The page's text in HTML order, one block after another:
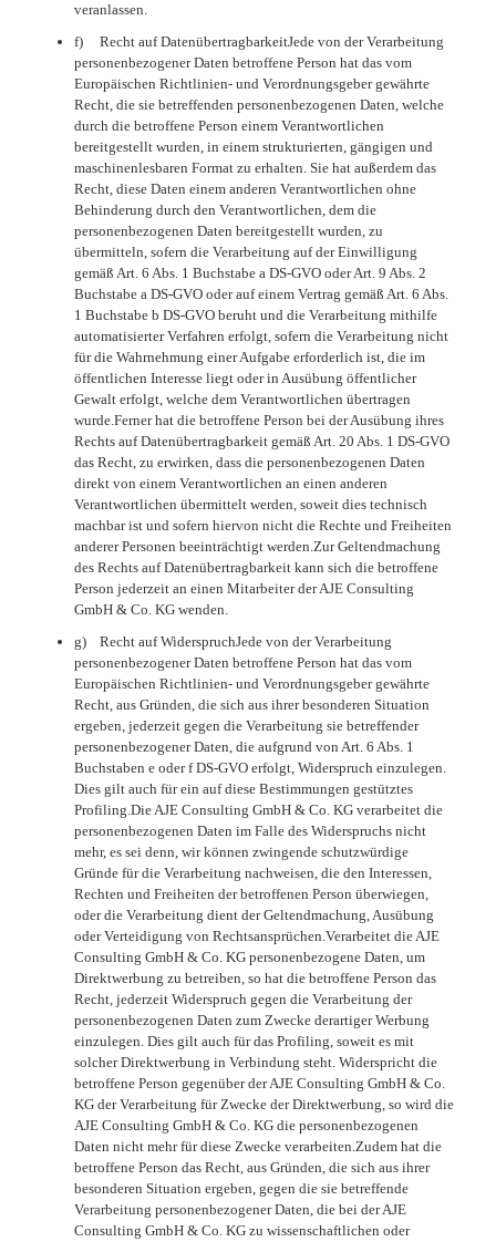
veranlassen.
f) Recht auf DatenübertragbarkeitJede von der Verarbeitung
personenbezogener Daten betroffene Person hat das vom
Europäischen Richtlinien- und Verordnungsgeber gewährte
Recht, die sie betreffenden personenbezogenen Daten, welche
durch die betroffene Person einem Verantwortlichen
bereitgestellt wurden, in einem strukturierten, gängigen und
maschinenlesbaren Format zu erhalten. Sie hat außerdem das
Recht, diese Daten einem anderen Verantwortlichen ohne
Behinderung durch den Verantwortlichen, dem die
personenbezogenen Daten bereitgestellt wurden, zu
übermitteln, sofern die Verarbeitung auf der Einwilligung
gemäß Art. 6 Abs. 1 Buchstabe a DS-GVO oder Art. 9 Abs. 2
Buchstabe a DS-GVO oder auf einem Vertrag gemäß Art. 6 Abs.
1 Buchstabe b DS-GVO beruht und die Verarbeitung mithilfe
automatisierter Verfahren erfolgt, sofern die Verarbeitung nicht
für die Wahrnehmung einer Aufgabe erforderlich ist, die im
öffentlichen Interesse liegt oder in Ausübung öffentlicher
Gewalt erfolgt, welche dem Verantwortlichen übertragen
wurde.Ferner hat die betroffene Person bei der Ausübung ihres
Rechts auf Datenübertragbarkeit gemäß Art. 20 Abs. 1 DS-GVO
das Recht, zu erwirken, dass die personenbezogenen Daten
direkt von einem Verantwortlichen an einen anderen
Verantwortlichen übermittelt werden, soweit dies technisch
machbar ist und sofern hiervon nicht die Rechte und Freiheiten
anderer Personen beeinträchtigt werden.Zur Geltendmachung
des Rechts auf Datenübertragbarkeit kann sich die betroffene
Person jederzeit an einen Mitarbeiter der AJE Consulting
GmbH & Co. KG wenden.
g) Recht auf WiderspruchJede von der Verarbeitung
personenbezogener Daten betroffene Person hat das vom
Europäischen Richtlinien- und Verordnungsgeber gewährte
Recht, aus Gründen, die sich aus ihrer besonderen Situation
ergeben, jederzeit gegen die Verarbeitung sie betreffender
personenbezogener Daten, die aufgrund von Art. 6 Abs. 1
Buchstaben e oder f DS-GVO erfolgt, Widerspruch einzulegen.
Dies gilt auch für ein auf diese Bestimmungen gestütztes
Profiling.Die AJE Consulting GmbH & Co. KG verarbeitet die
personenbezogenen Daten im Falle des Widerspruchs nicht
mehr, es sei denn, wir können zwingende schutzwürdige
Gründe für die Verarbeitung nachweisen, die den Interessen,
Rechten und Freiheiten der betroffenen Person überwiegen,
oder die Verarbeitung dient der Geltendmachung, Ausübung
oder Verteidigung von Rechtsansprüchen.Verarbeitet die AJE
Consulting GmbH & Co. KG personenbezogene Daten, um
Direktwerbung zu betreiben, so hat die betroffene Person das
Recht, jederzeit Widerspruch gegen die Verarbeitung der
personenbezogenen Daten zum Zwecke derartiger Werbung
einzulegen. Dies gilt auch für das Profiling, soweit es mit
solcher Direktwerbung in Verbindung steht. Widerspricht die
betroffene Person gegenüber der AJE Consulting GmbH & Co.
KG der Verarbeitung für Zwecke der Direktwerbung, so wird die
AJE Consulting GmbH & Co. KG die personenbezogenen
Daten nicht mehr für diese Zwecke verarbeiten.Zudem hat die
betroffene Person das Recht, aus Gründen, die sich aus ihrer
besonderen Situation ergeben, gegen die sie betreffende
Verarbeitung personenbezogener Daten, die bei der AJE
Consulting GmbH & Co. KG zu wissenschaftlichen oder